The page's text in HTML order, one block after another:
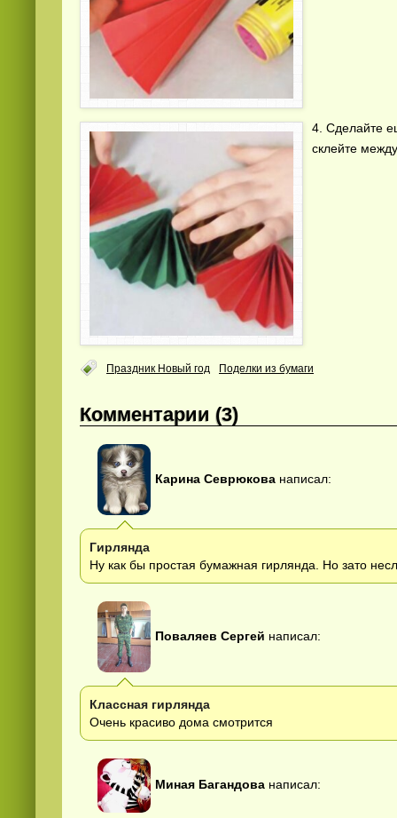
4. Сделайте
склейте
Праздник Новый год Поделки из бумаги
Комментарии (3)
Карина Севрюкова написал:
Гирлянда
Ну как бы простая бумажная гирлянда. Но зато
Поваляев Сергей написал:
Классная гирлянда
Очень красиво дома смотрится
Миная Багандова написал: